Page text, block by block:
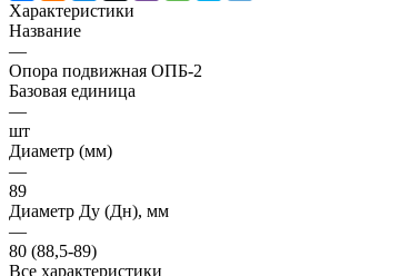
Характеристики
Название
—
Опора подвижная ОПБ-2
Базовая единица
—
шт
Диаметр (мм)
—
89
Диаметр Ду (Дн), мм
—
80 (88,5-89)
Все характеристики